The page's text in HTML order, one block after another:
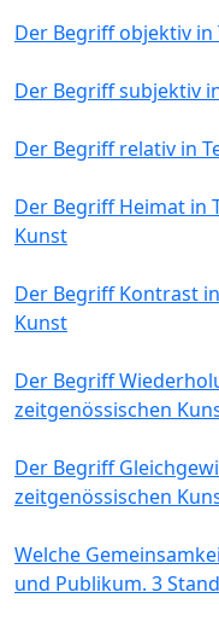
Der Begriff objektiv in
Der Begriff subjektiv
Der Begriff relativ in
Der Begriff Heimat in
Kunst
Der Begriff Kontrast
Kunst
Der Begriff
zeitgenössischen
Der Begriff
zeitgenössischen
Welche
und Publikum. 3